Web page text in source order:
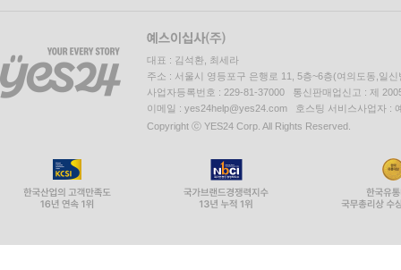
대표 : 김석환, 최세라
주소 : 서울시 영등포구 은행로 11, 5층~6층(여의도동,일신
사업자등록번호 : 229-81-37000 통신판매업신고 : 제
이메일 : yes24help@yes24.com 호스팅 서비스사업자 :
Copyright ⓒ YES24 Corp. All Rights Reserved.